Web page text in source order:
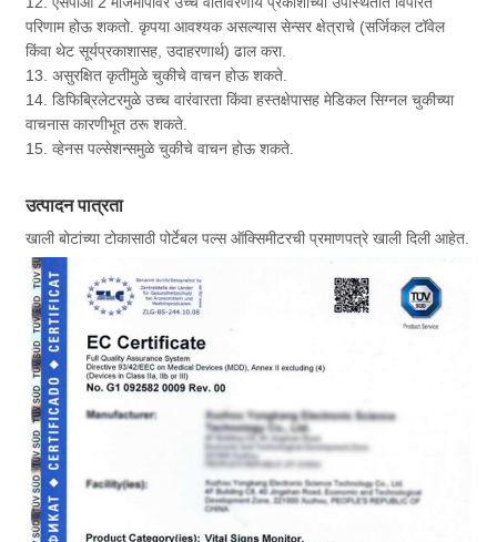
परिणाम होऊ शकतो. कृपया आवश्यक असल्यास सेन्सर क्षेत्राचे (सर्जिकल टॉवेल
किंवा थेट सूर्यप्रकाशासह, उदाहरणार्थ) ढाल करा.
13. असुरक्षित कृतीमुळे चुकीचे वाचन होऊ शकते.
14. डिफिब्रिलेटरमुळे उच्च वारंवारता किंवा हस्तक्षेपासह मेडिकल सिग्नल चुकीच्या
वाचनास कारणीभूत ठरू शकते.
15. व्हेनस पल्सेशन्समुळे चुकीचे वाचन होऊ शकते.
उत्पादन पात्रता
खाली बोटांच्या टोकासाठी पोर्टेबल पल्स ऑक्सिमीटरची प्रमाणपत्रे खाली दिली आहेत.